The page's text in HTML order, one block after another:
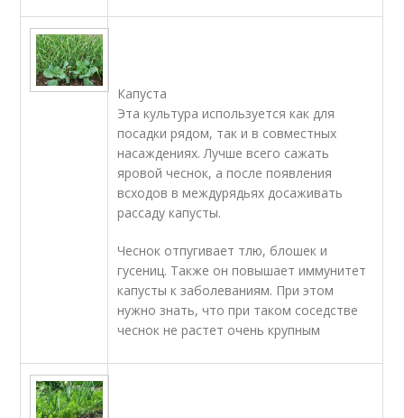
Капуста
Эта культура используется как для
посадки рядом, так и в совместных
насаждениях. Лучше всего сажать
яровой чеснок, а после появления
всходов в междурядьях досаживать
рассаду капусты.
Чеснок отпугивает тлю, блошек и
гусениц. Также он повышает иммунитет
капусты к заболеваниям. При этом
нужно знать, что при таком соседстве
чеснок не растет очень крупным